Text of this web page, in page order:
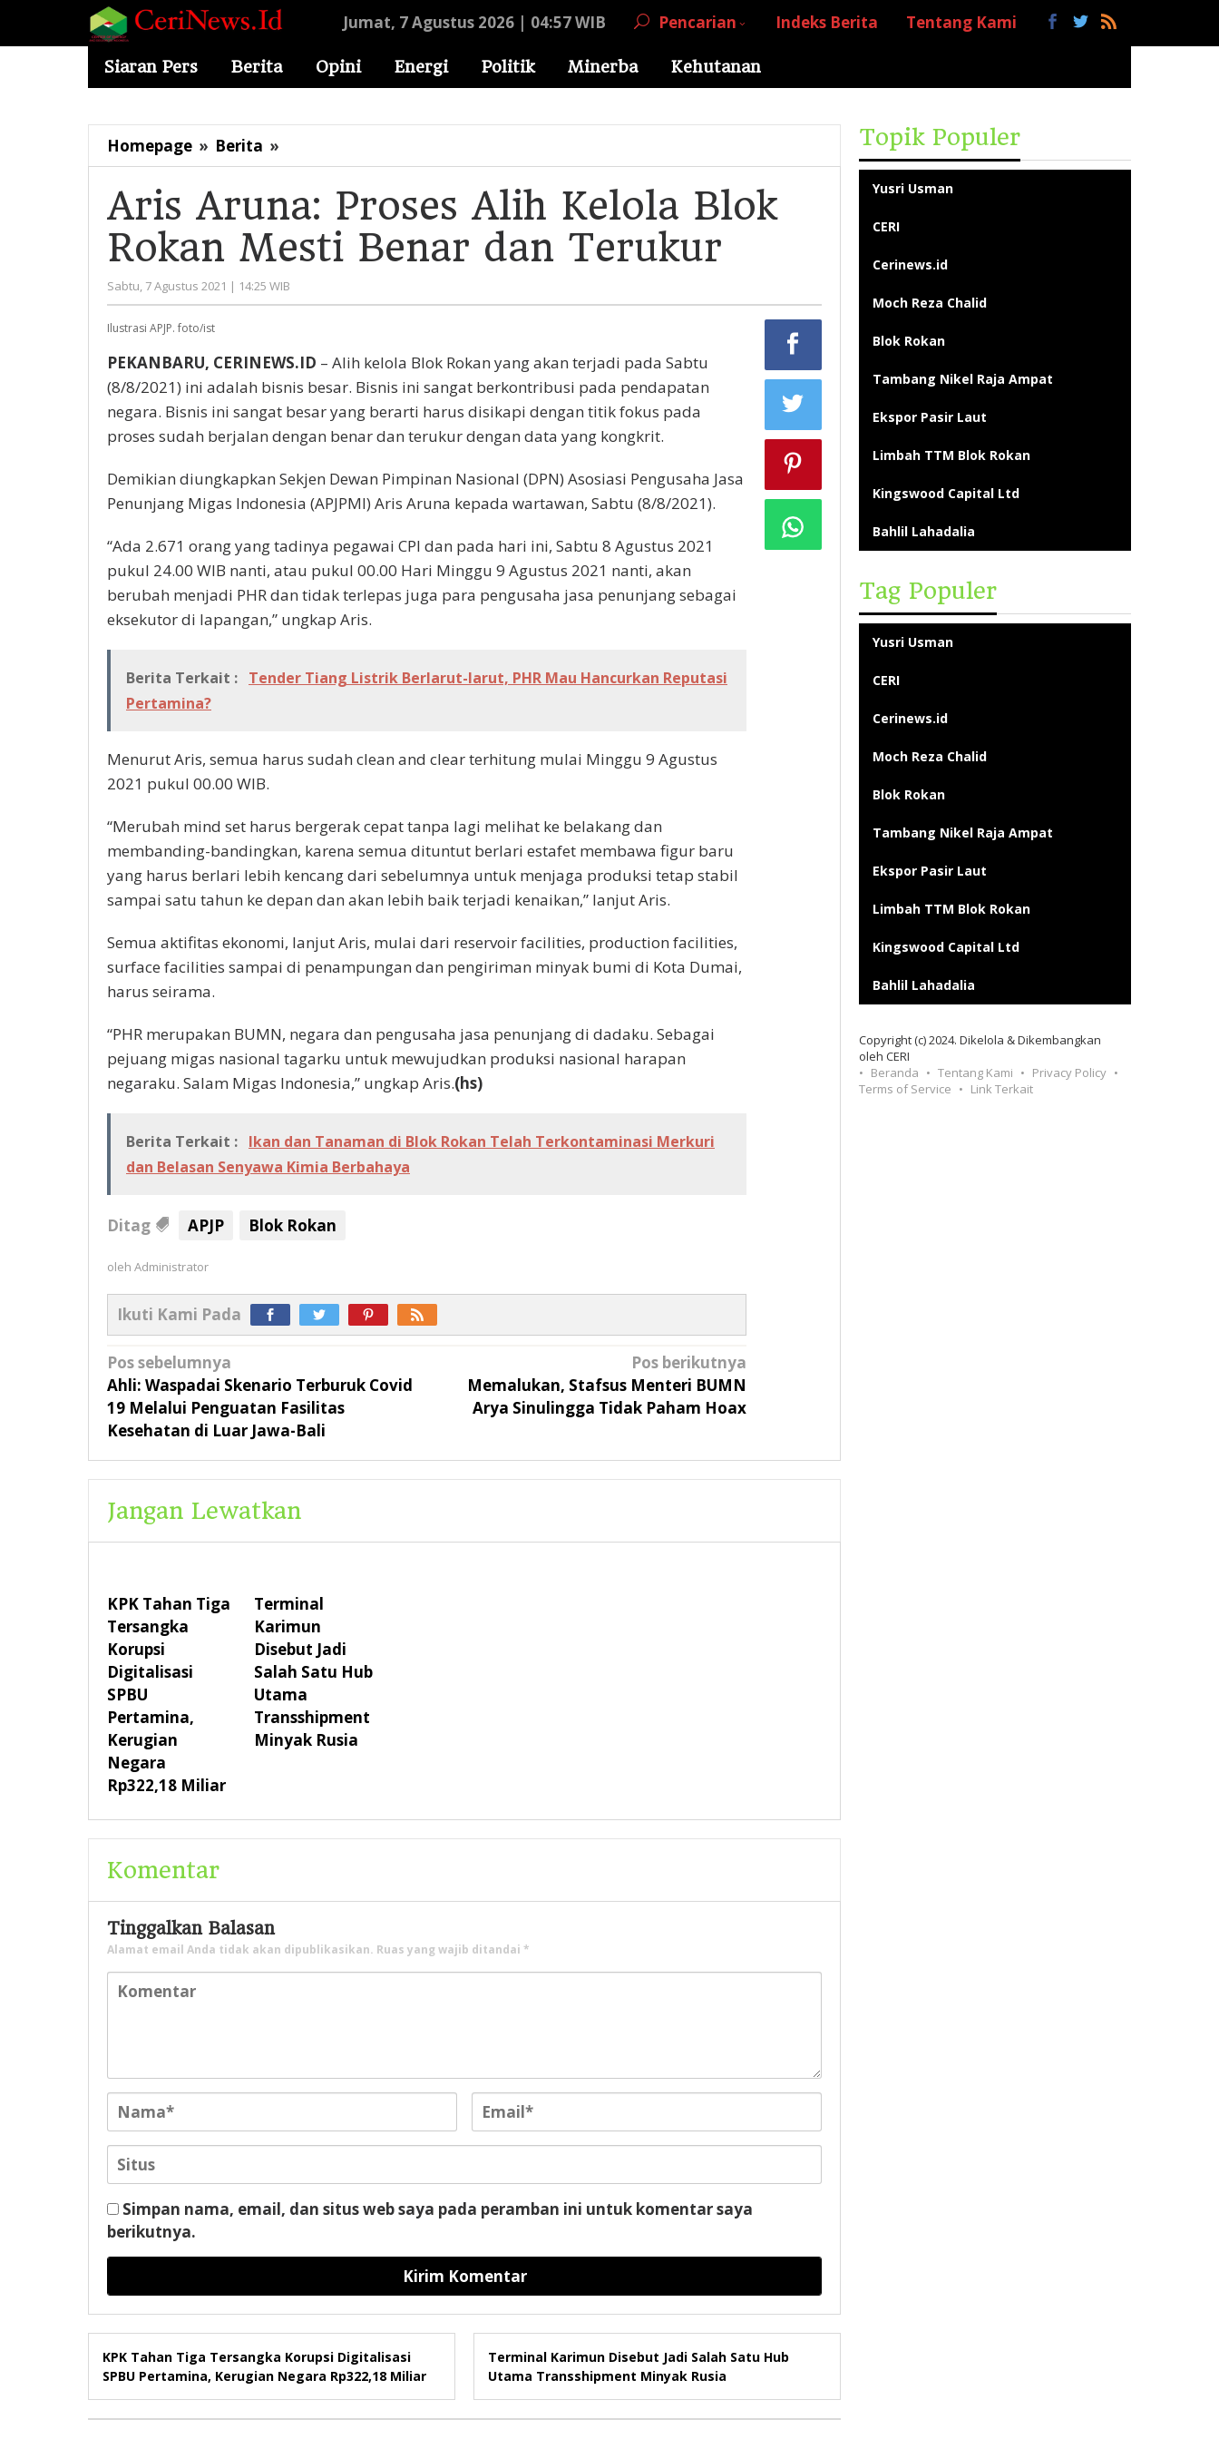
Jumat, 7 Agustus 2026 | 04:57 WIB Pencarian Indeks Berita Tentang Kami
Siaran Pers Berita Opini Energi Politik Minerba Kehutanan
Homepage » Berita »
Aruna:
Alih
Kelola
Blok
Rokan
Mesti
Terukur
Aris Aruna: Proses Alih Kelola Blok
Rokan Mesti Benar dan Terukur
Sabtu, 7 Agustus 2021 | 14:25 WIB
Administrator
Ilustrasi APJP. foto/ist
PEKANBARU, CERINEWS.ID – Alih kelola Blok Rokan yang akan terjadi pada Sabtu
(8/8/2021) ini adalah bisnis besar. Bisnis ini sangat berkontribusi pada pendapatan
negara. Bisnis ini sangat besar yang berarti harus disikapi dengan titik fokus pada
proses sudah berjalan dengan benar dan terukur dengan data yang kongkrit.
Demikian diungkapkan Sekjen Dewan Pimpinan Nasional (DPN) Asosiasi Pengusaha Jasa
Penunjang Migas Indonesia (APJPMI) Aris Aruna kepada wartawan, Sabtu (8/8/2021).
“Ada 2.671 orang yang tadinya pegawai CPI dan pada hari ini, Sabtu 8 Agustus 2021
pukul 24.00 WIB nanti, atau pukul 00.00 Hari Minggu 9 Agustus 2021 nanti, akan
berubah menjadi PHR dan tidak terlepas juga para pengusaha jasa penunjang sebagai
eksekutor di lapangan,” ungkap Aris.
Berita Terkait : Tender Tiang Listrik Berlarut-larut, PHR Mau Hancurkan Reputasi
Pertamina?
Menurut Aris, semua harus sudah clean and clear terhitung mulai Minggu 9 Agustus
2021 pukul 00.00 WIB.
“Merubah mind set harus bergerak cepat tanpa lagi melihat ke belakang dan
membanding-bandingkan, karena semua dituntut berlari estafet membawa figur baru
yang harus berlari lebih kencang dari sebelumnya untuk menjaga produksi tetap stabil
sampai satu tahun ke depan dan akan lebih baik terjadi kenaikan,” lanjut Aris.
Semua aktifitas ekonomi, lanjut Aris, mulai dari reservoir facilities, production facilities,
surface facilities sampai di penampungan dan pengiriman minyak bumi di Kota Dumai,
harus seirama.
“PHR merupakan BUMN, negara dan pengusaha jasa penunjang di dadaku. Sebagai
pejuang migas nasional tagarku untuk mewujudkan produksi nasional harapan
negaraku. Salam Migas Indonesia,” ungkap Aris.(hs)
Berita Terkait : Ikan dan Tanaman di Blok Rokan Telah Terkontaminasi Merkuri
dan Belasan Senyawa Kimia Berbahaya
Ditag APJP Blok Rokan
oleh Administrator
Ikuti Kami Pada
Navigasi
pos
Pos sebelumnya
Ahli: Waspadai Skenario Terburuk Covid
19 Melalui Penguatan Fasilitas
Kesehatan di Luar Jawa-Bali
Pos berikutnya
Memalukan, Stafsus Menteri BUMN
Arya Sinulingga Tidak Paham Hoax
Jangan Lewatkan
KPK Tahan Tiga
Tersangka
Korupsi
Digitalisasi
SPBU
Pertamina,
Kerugian
Negara
Rp322,18 Miliar
Terminal
Karimun
Disebut Jadi
Salah Satu Hub
Utama
Transshipment
Minyak Rusia
Komentar
Tinggalkan Balasan
Alamat email Anda tidak akan dipublikasikan. Ruas yang wajib ditandai *
Simpan nama, email, dan situs web saya pada peramban ini untuk komentar saya
berikutnya.
KPK Tahan Tiga Tersangka Korupsi Digitalisasi
SPBU Pertamina, Kerugian Negara Rp322,18 Miliar
Terminal Karimun Disebut Jadi Salah Satu Hub
Utama Transshipment Minyak Rusia
Topik Populer
Yusri Usman
CERI
Cerinews.id
Moch Reza Chalid
Blok Rokan
Tambang Nikel Raja Ampat
Ekspor Pasir Laut
Limbah TTM Blok Rokan
Kingswood Capital Ltd
Bahlil Lahadalia
Tag Populer
Yusri Usman
CERI
Cerinews.id
Moch Reza Chalid
Blok Rokan
Tambang Nikel Raja Ampat
Ekspor Pasir Laut
Limbah TTM Blok Rokan
Kingswood Capital Ltd
Bahlil Lahadalia
Copyright (c) 2024. Dikelola & Dikembangkan
oleh CERI
Beranda
Tentang Kami
Privacy Policy
Terms of Service
Link Terkait